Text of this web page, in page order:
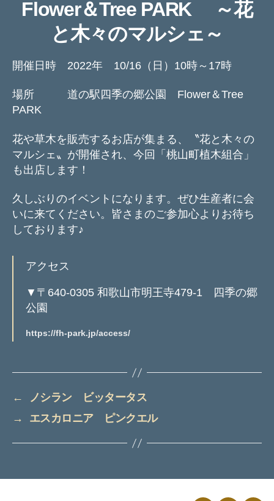
Flower＆Tree PARK ～花
と木々のマルシェ～
開催日時 2022年 10/16（日）10時～17時
場所 道の駅四季の郷公園 Flower＆Tree
PARK
花や草木を販売するお店が集まる、〝花と木々の
マルシェ〟が開催され、今回「桃山町植木組合」
も出店します！
久しぶりのイベントになります。ぜひ生産者に会
いに来てください。皆さまのご参加心よりお待ち
しております♪
アクセス
▼〒640-0305 和歌山市明王寺479-1 四季の郷
公園
https://fh-park.jp/access/
←
ノシラン ビッタータス
→
エスカロニア ピンクエル